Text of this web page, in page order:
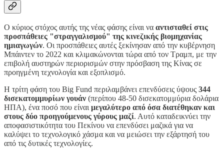
Ο κύριος στόχος αυτής της νέας φάσης είναι να αντισταθεί στις
προσπάθειες "στραγγαλισμού" της κινεζικής βιομηχανίας
ημιαγωγών. Οι προσπάθειες αυτές ξεκίνησαν από την κυβέρνηση
Μπάιντεν το 2022 και κλιμακώνονται τώρα από τον Τραμπ, με την
επιβολή αυστηρών περιορισμών στην πρόσβαση της Κίνας σε
προηγμένη τεχνολογία και εξοπλισμό.
Η τρίτη φάση του Big Fund περιλαμβάνει επενδύσεις ύψους 344
δισεκατομμυρίων γουάν (περίπου 48-50 δισεκατομμύρια δολάρια
ΗΠΑ), ένα ποσό που είναι μεγαλύτερο από όσα διατέθηκαν και
στους δύο προηγούμενους γύρους μαζί. Αυτό καταδεικνύει την
αποφασιστικότητα του Πεκίνου να επενδύσει μαζικά για να
καλύψει το τεχνολογικό χάσμα και να μειώσει την εξάρτησή του
από τις δυτικές τεχνολογίες.